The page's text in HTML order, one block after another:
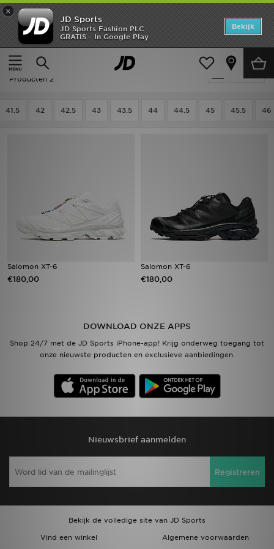
×
JD Sports
JD Sports Fashion PLC
GRATIS - In Google Play
Bekijk
Thuis
Heren Herenschoenen Hardloopschoenen
Hardloopschoenen - Outdoor
Producten 2
41.5 42 42.5 43 43.5 44 44.5 45 45.5 46
Salomon XT-6
€180,00
Salomon XT-6
€180,00
DOWNLOAD ONZE APPS
Shop 24/7 met de JD Sports iPhone-app! Krijg onderweg toegang tot
onze nieuwste producten en exclusieve aanbiedingen.
Nieuwsbrief aanmelden
Registreren
Bekijk de volledige site van JD Sports
Vind een winkel
Algemene voorwaarden
Home
Offers
New In
Voetbal
Bestelling traceren
Mijn JD
Klantenservice
Download de app